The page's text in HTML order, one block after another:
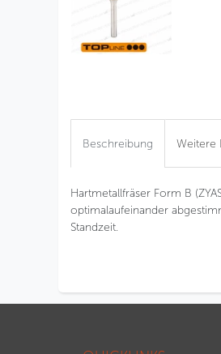
Beschreibung Weitere
Hartmetallfräser Form B
optimalaufeinander
Standzeit.